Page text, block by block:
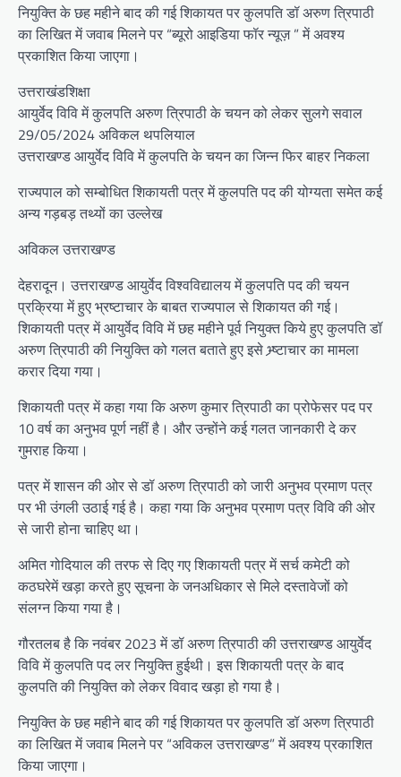
नियुक्ति के छह महीने बाद की गई शिकायत पर कुलपति डॉ अरुण त्रिपाठी
का लिखित में जवाब मिलने पर “ब्यूरो आइडिया फॉर न्यूज़ ” में अवश्य
प्रकाशित किया जाएगा।
उत्तराखंडशिक्षा
आयुर्वेद विवि में कुलपति अरुण त्रिपाठी के चयन को लेकर सुलगे सवाल
29/05/2024 अविकल थपलियाल
उत्तराखण्ड आयुर्वेद विवि में कुलपति के चयन का जिन्न फिर बाहर निकला
राज्यपाल को सम्बोधित शिकायती पत्र में कुलपति पद की योग्यता समेत कई
अन्य गड़बड़ तथ्यों का उल्लेख
अविकल उत्तराखण्ड
देहरादून। उत्तराखण्ड आयुर्वेद विश्वविद्यालय में कुलपति पद की चयन
प्रक्रिया में हुए भ्रष्टाचार के बाबत राज्यपाल से शिकायत की गई।
शिकायती पत्र में आयुर्वेद विवि में छह महीने पूर्व नियुक्त किये हुए कुलपति डॉ
अरुण त्रिपाठी की नियुक्ति को गलत बताते हुए इसे भ्र्ष्टाचार का मामला
करार दिया गया।
शिकायती पत्र में कहा गया कि अरुण कुमार त्रिपाठी का प्रोफेसर पद पर
10 वर्ष का अनुभव पूर्ण नहीं है। और उन्होंने कई गलत जानकारी दे कर
गुमराह किया।
पत्र में शासन की ओर से डॉ अरुण त्रिपाठी को जारी अनुभव प्रमाण पत्र
पर भी उंगली उठाई गई है। कहा गया कि अनुभव प्रमाण पत्र विवि की ओर
से जारी होना चाहिए था।
अमित गोदियाल की तरफ से दिए गए शिकायती पत्र में सर्च कमेटी को
कठघरेमें खड़ा करते हुए सूचना के जनअधिकार से मिले दस्तावेजों को
संलग्न किया गया है।
गौरतलब है कि नवंबर 2023 में डॉ अरुण त्रिपाठी की उत्तराखण्ड आयुर्वेद
विवि में कुलपति पद लर नियुक्ति हुईथी। इस शिकायती पत्र के बाद
कुलपति की नियुक्ति को लेकर विवाद खड़ा हो गया है।
नियुक्ति के छह महीने बाद की गई शिकायत पर कुलपति डॉ अरुण त्रिपाठी
का लिखित में जवाब मिलने पर “अविकल उत्तराखण्ड” में अवश्य प्रकाशित
किया जाएगा।